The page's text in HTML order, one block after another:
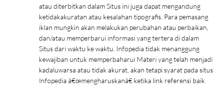
atau diterbitkan dalam Situs ini juga dapat mengandung
ketidakakuratan atau kesalahan tipografis. Para pemasang
iklan mungkin akan melakukan perubahan atau perbaikan,
dan/atau memperbarui informasi yang tertera di dalam
Situs dari waktu ke waktu. Infopedia tidak menanggung
kewajiban untuk memperbaharui Materi yang telah menjadi
kadaluwarsa atau tidak akurat, akan tetapi syarat pada situs
Infopedia â€œmengharuskanâ€ ketika link referensi baik